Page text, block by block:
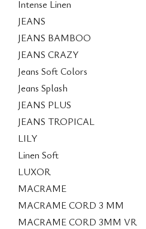
Intense Linen
JEANS
JEANS BAMBOO
JEANS CRAZY
Jeans Soft Colors
Jeans Splash
JEANS PLUS
JEANS TROPICAL
LILY
Linen Soft
LUXOR
MACRAME
MACRAME CORD 3 MM
MACRAME CORD 3MM VR